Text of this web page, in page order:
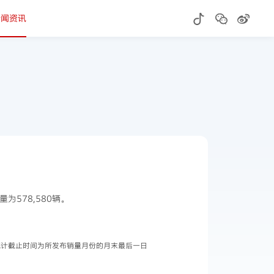
资讯
为578,580辆。
截止时间为所发布销量月份的月末最后一日